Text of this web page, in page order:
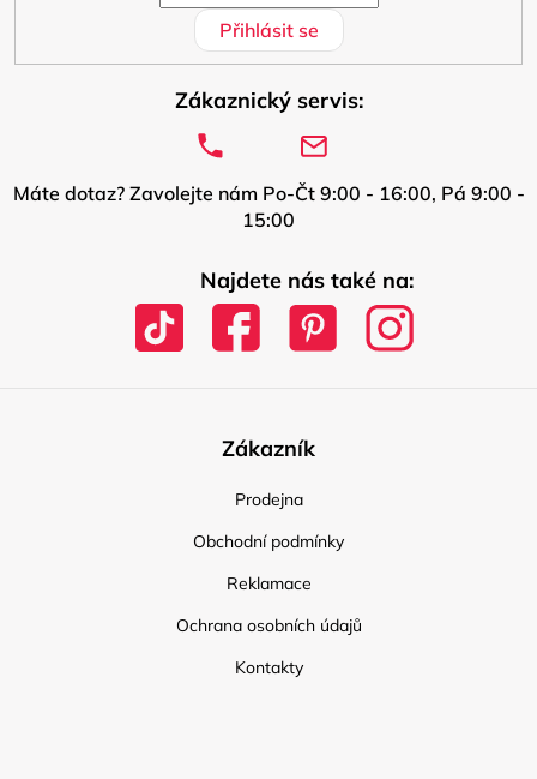
Přihlásit se
Zákaznický servis:
Máte dotaz? Zavolejte nám Po-Čt 9:00 - 16:00, Pá 9:00 -
15:00
Najdete nás také na:
Zákazník
Prodejna
Obchodní podmínky
Reklamace
Ochrana osobních údajů
Kontakty